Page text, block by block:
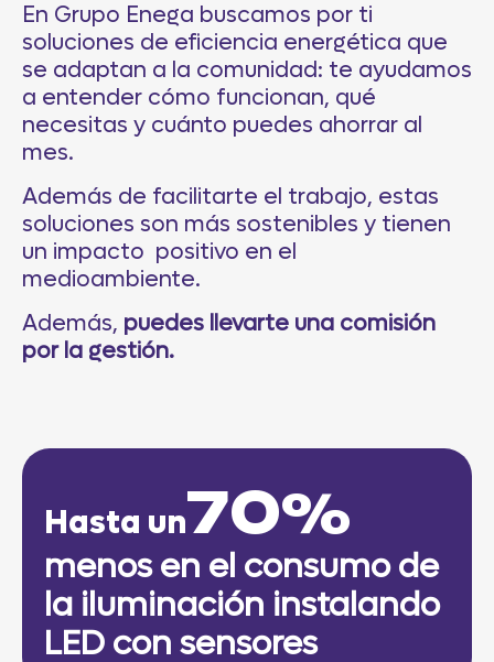
En Grupo Enega buscamos por ti
soluciones de eficiencia energética que
se adaptan a la comunidad: te ayudamos
a entender cómo funcionan, qué
necesitas y cuánto puedes ahorrar al
mes.
Además de facilitarte el trabajo, estas
soluciones son más sostenibles y tienen
un impacto positivo en el
medioambiente.
Además, puedes llevarte una comisión
por la gestión.
Hasta un70%
menos en el consumo de
la iluminación instalando
LED con sensores